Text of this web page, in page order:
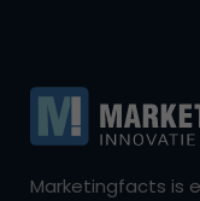
Marketingfacts is